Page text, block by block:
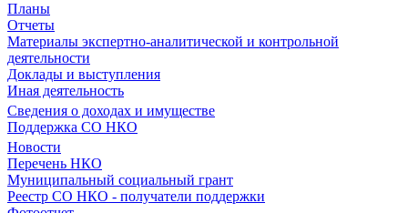
Планы
Отчеты
Материалы экспертно-аналитической и контрольной
деятельности
Доклады и выступления
Иная деятельность
Сведения о доходах и имуществе
Поддержка СО НКО
Новости
Перечень НКО
Муниципальный социальный грант
Реестр СО НКО - получатели поддержки